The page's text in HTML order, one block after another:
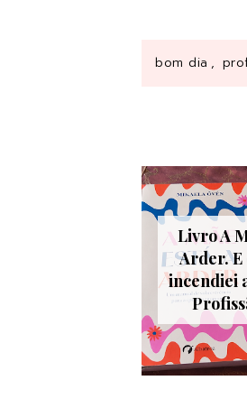
bom dia ,
Livro A
Arder. E
incendiei